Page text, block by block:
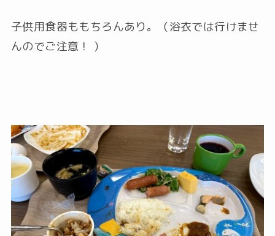
子供用食器ももちろんあり。（浴衣では行けませ
んのでご注意！ ）